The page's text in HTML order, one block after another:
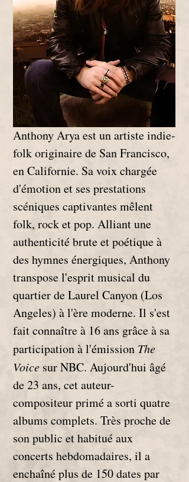
Anthony Arya est un artiste indie-
folk originaire de San Francisco,
en Californie. Sa voix chargée
d'émotion et ses prestations
scéniques captivantes mêlent
folk, rock et pop. Alliant une
authenticité brute et poétique à
des hymnes énergiques, Anthony
transpose l'esprit musical du
quartier de Laurel Canyon (Los
Angeles) à l'ère moderne. Il s'est
fait connaître à 16 ans grâce à sa
participation à l'émission The
Voice sur NBC. Aujourd'hui âgé
de 23 ans, cet auteur-
compositeur primé a sorti quatre
albums complets. Très proche de
son public et habitué aux
concerts hebdomadaires, il a
enchaîné plus de 150 dates par